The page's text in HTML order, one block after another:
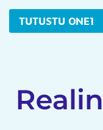
TUTUSTU ONE1